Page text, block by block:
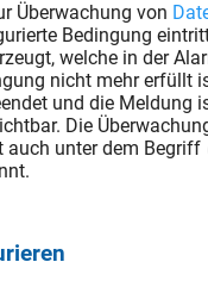
Überwachung von
Bedingung
welche in der
nicht mehr erfüllt
und die Meldung
Die
auch unter dem Begriff